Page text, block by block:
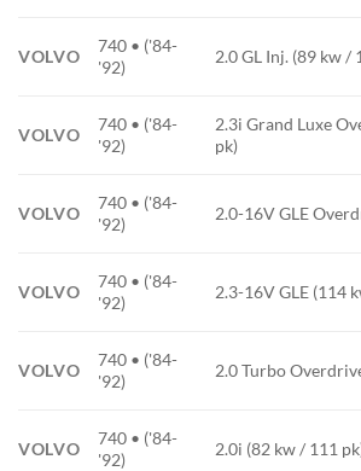
VOLVO
740 • ('84-
'92)
2.0 GL Inj. (89 kw /
VOLVO
740 • ('84-
'92)
2.3i Grand Luxe
pk)
VOLVO
740 • ('84-
'92)
2.0-16V GLE
VOLVO
740 • ('84-
'92)
2.3-16V GLE (114
VOLVO
740 • ('84-
'92)
2.0 Turbo
VOLVO
740 • ('84-
'92)
2.0i (82 kw / 111